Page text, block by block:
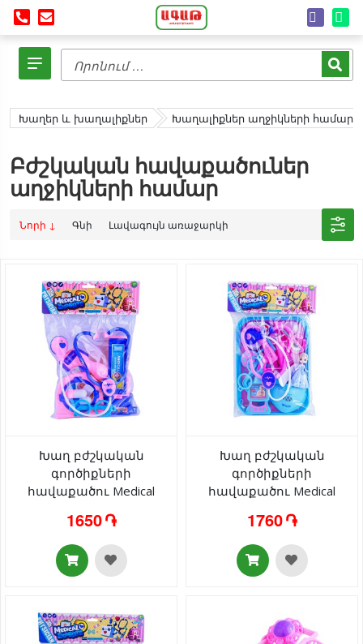
Խաղեր և խաղալիքներ Խաղալիքներ աղջիկների համար
Բժշկական հավաքածուներ
աղջիկների համար
Նորի ↓ Գնի Լավագույն առաջարկի
Խաղ բժշկական
գործիքների
հավաքածու Medical
1650 ֏
Խաղ բժշկական
գործիքների
հավաքածու Medical
1760 ֏